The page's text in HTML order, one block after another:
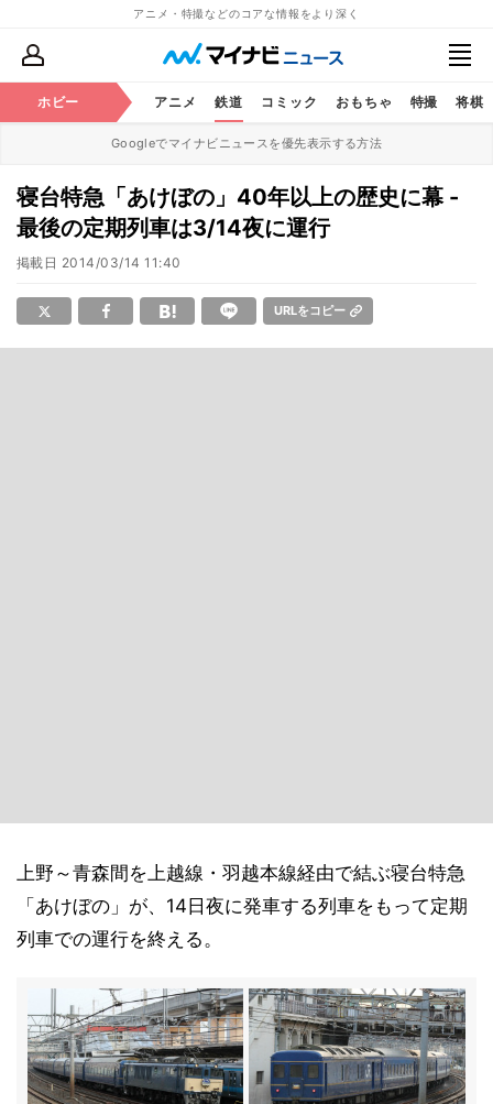
アニメ・特撮などのコアな情報をより深く
ホビー アニメ 鉄道 コミック おもちゃ 特撮 将棋
Googleでマイナビニュースを優先表示する方法
寝台特急「あけぼの」40年以上の歴史に幕 -
最後の定期列車は3/14夜に運行
掲載日 2014/03/14 11:40
URLをコピー
上野～青森間を上越線・羽越本線経由で結ぶ寝台特急
「あけぼの」が、14日夜に発車する列車をもって定期
列車での運行を終える。